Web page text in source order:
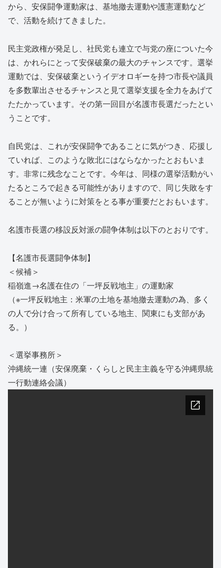
から、安保闘争運動家は、基地撤去運動や護憲運動など
で、活動を続けてきました。
民主党政権が発足し、社民党も連立で与党の座についた今
は、かれらにとって安保破棄の最大のチャンスです。選挙
運動では、安保破棄というイデオロギーを持つ市長や議員
を多数輩出させるチャンスと見て選挙支援を全力をあげて
たたかっています。その第一回目が名護市長選だったとい
うことです。
自民党は、これが安保闘争であることに気がつき、応援し
ていれば、このような敗北にはならなかったとおもいま
す。非常に残念なことです。今年は、同様の選挙活動がい
たるところで起きる可能性がありますので、同じ失敗をす
ることが無いように対策をとる事が重要だとおもいます。
名護市長選の移設反対派の闘争体制は以下のとおりです。
【名護市長選闘争体制】
＜候補＞
稲嶺進→名護在住の「一坪反戦地主」の運動家
（※一坪反戦地主：米軍の土地を基地撤去運動の為、多く
の人で分け合って所有している地主、関東にも支部があ
る。）
＜選挙事務所＞
沖縄統一連（安保廃棄・くらしと民主主義を守る沖縄県統
一行動連絡会議）